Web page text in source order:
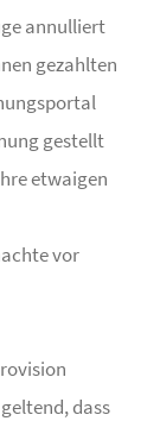
annulliert
gezahlten
gestellt
etwaigen
vor
dass